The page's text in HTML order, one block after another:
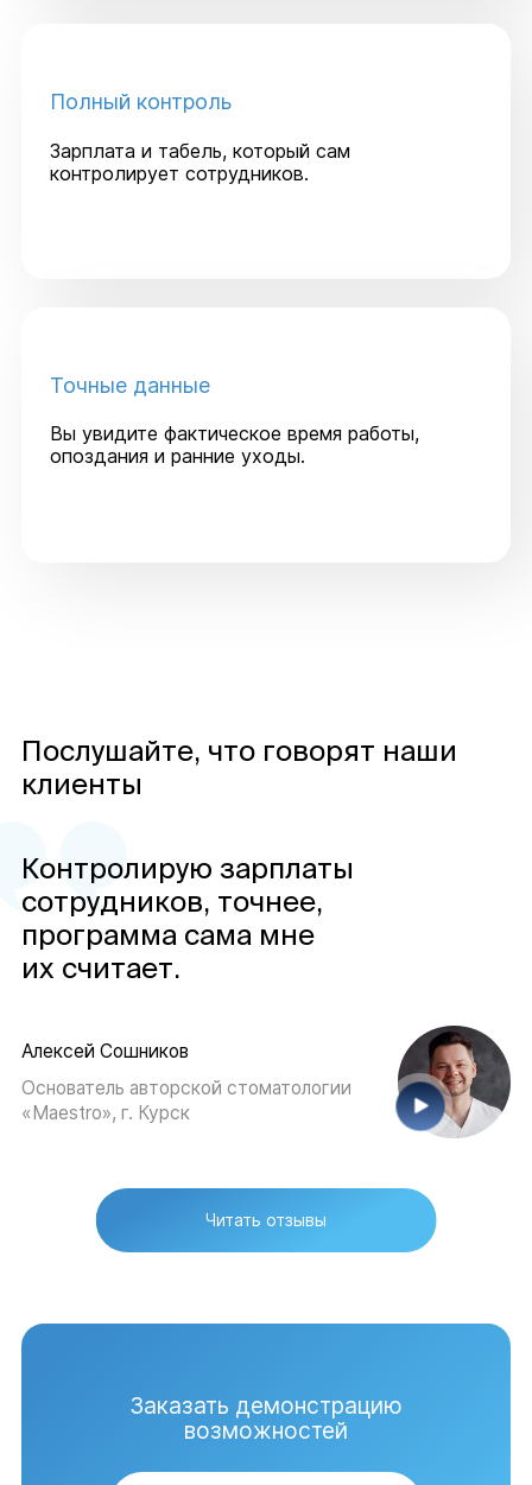
Полный контроль
Зарплата и табель, который сам
контролирует сотрудников.
Точные данные
Вы увидите фактическое время работы,
опоздания и ранние уходы.
Послушайте, что говорят наши
клиенты
Читать отзывы
Контролирую зарплаты
сотрудников, точнее,
программа сама мне
их считает.
Алексей Сошников
Основатель авторской стоматологии
«Maestro», г. Курск
Заказать демонстрацию
возможностей